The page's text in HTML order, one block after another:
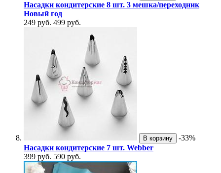
Насадки кондитерские 8 шт. 3 мешка/переходник
Новый год
249 руб. 499 руб.
В корзину
-33%
Насадки кондитерские 7 шт. Webber
399 руб. 590 руб.